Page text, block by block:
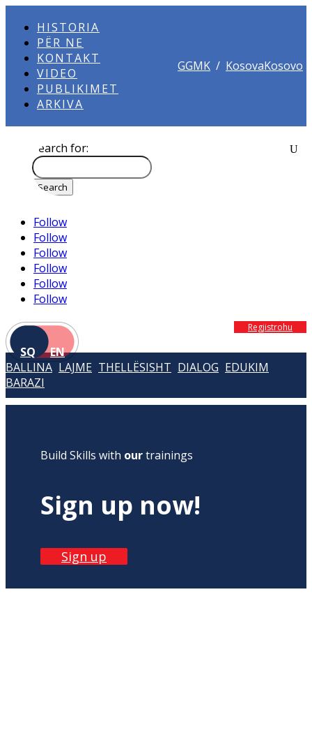
HISTORIA
PËR NE
KONTAKT
VIDEO
PUBLIKIMET
ARKIVA
GGMK / KosovaKosovo
Search for:
Follow
Follow
Follow
Follow
Follow
Follow
SQ EN
Regjistrohu
BALLINA LAJME THELLËSISHT DIALOG EDUKIM
BARAZI
Build Skills with ourtrainings
Sign up now!
Sign up